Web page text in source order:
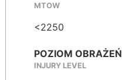
MTOW
<2250
POZIOM OBRAŻEŃ
INJURY LEVEL